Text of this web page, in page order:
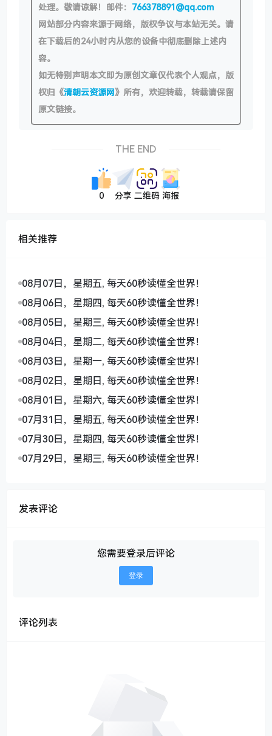
处理。敬请谅解！邮件： 766378891@qq.com
网站部分内容来源于网络，版权争议与本站无关。请
在下载后的24小时内从您的设备中彻底删除上述内
容。
如无特别声明本文即为原创文章仅代表个人观点，版
权归《清朝云资源网》所有，欢迎转载，转载请保留
原文链接。
THE END
0 分享 二维码 海报
相关推荐
08月07日，星期五, 每天60秒读懂全世界！
08月06日，星期四, 每天60秒读懂全世界！
08月05日，星期三, 每天60秒读懂全世界！
08月04日，星期二, 每天60秒读懂全世界！
08月03日，星期一, 每天60秒读懂全世界！
08月02日，星期日, 每天60秒读懂全世界！
08月01日，星期六, 每天60秒读懂全世界！
07月31日，星期五, 每天60秒读懂全世界！
07月30日，星期四, 每天60秒读懂全世界！
07月29日，星期三, 每天60秒读懂全世界！
发表评论
您需要登录后评论
登录
评论列表